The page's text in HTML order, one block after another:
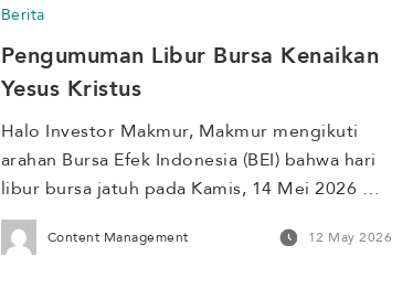
operasional dan selama periode libur bursa
akan diproses kembali pada Rabu, 17 […]
Berita
Pengumuman Libur Bursa Kenaikan
Yesus Kristus
Halo Investor Makmur, Makmur mengikuti
arahan Bursa Efek Indonesia (BEI) bahwa hari
libur bursa jatuh pada Kamis, 14 Mei 2026
hingga Jumat, 15 Mei 2026 bertepatan
dengan Kenaikan Yesus Kristus dan Cuti
Content Management 12 May 2026